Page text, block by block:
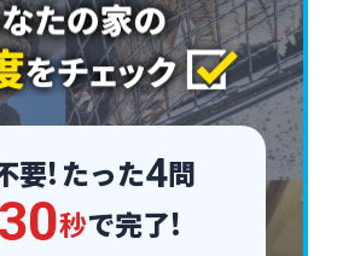
要!たった4問
30秒で完了!